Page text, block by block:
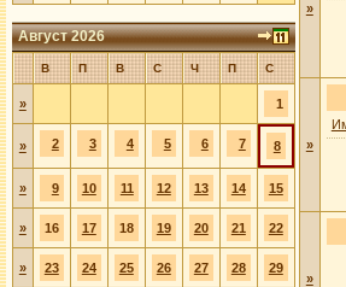
Август 2026
В П В С Ч П С
» 1
» 2 3 4 5 6 7 8
» 9 10 11 12 13 14 15
» 16 17 18 19 20 21 22
» 23 24 25 26 27 28 29
»
»
»